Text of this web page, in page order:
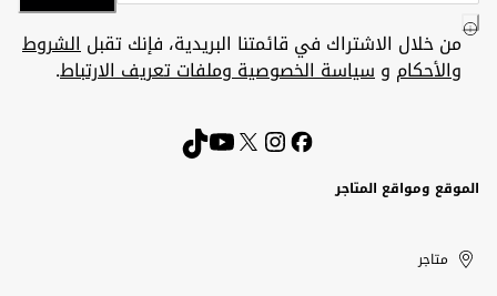
من خلال الاشتراك في قائمتنا البريدية، فإنك تقبلالشروط
والأحكام وسياسة الخصوصية وملفات تعريف الارتباط.
الموقع ومواقع المتاجر
United
Arab
Kuwait
الإمارات
العربية
الكويت
متاجر